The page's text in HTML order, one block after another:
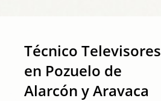
Técnico Televisores
en Pozuelo de
Alarcón y Aravaca